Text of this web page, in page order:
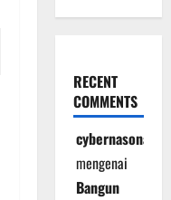
RECENT
COMMENTS
cybernasonal
mengenai
Bangun